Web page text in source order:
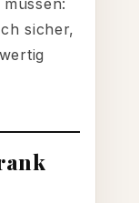
sicher,